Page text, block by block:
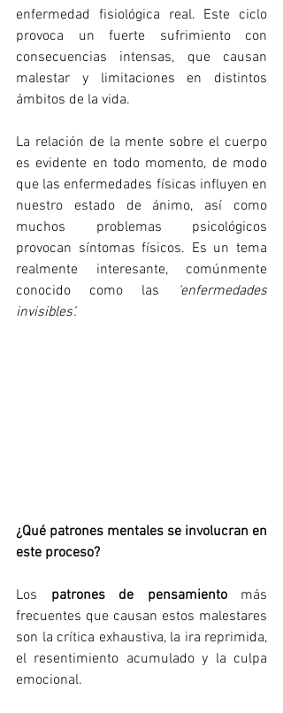
enfermedad fisiológica real. Este ciclo
provoca un fuerte sufrimiento con
consecuencias intensas, que causan
malestar y limitaciones en distintos
ámbitos de la vida.
La relación de la mente sobre el cuerpo
es evidente en todo momento, de modo
que las enfermedades físicas influyen en
nuestro estado de ánimo, así como
muchos problemas psicológicos
provocan síntomas físicos. Es un tema
realmente interesante, comúnmente
conocido como las
‘enfermedades
invisibles’.
¿Qué patrones mentales se involucran en
este proceso?
Los patrones de pensamiento más
frecuentes que causan estos malestares
son la crítica exhaustiva, la ira reprimida,
el resentimiento acumulado y la culpa
emocional.